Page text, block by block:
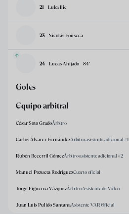
21 Luka Ilic
23 Nicolás Fonseca
24 Lucas Ahijado 84’
Goles
Equipo arbitral
César Soto GradoÁrbitro
Carlos Álvarez FernándezÁrbitro asistente adicional #1
Rubén Becerril GómezÁrbitro asistente adicional #2
Manuel Pozueta RodríguezCuarto oficial
Jorge Figueroa VázquezÁrbitro Asistente de Vídeo
Juan Luis Pulido SantanaAsistente VAR Oficial